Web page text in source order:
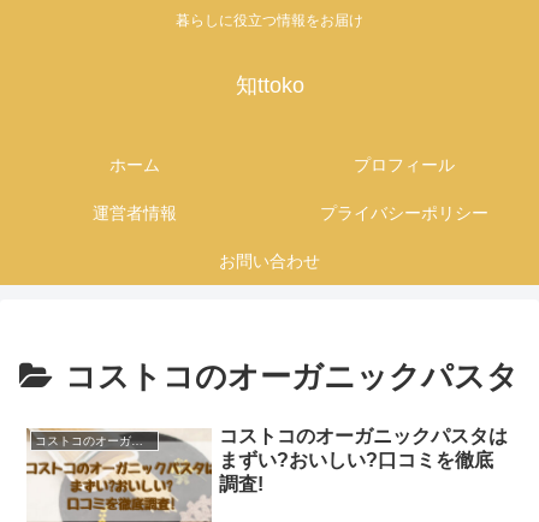
暮らしに役立つ情報をお届け
知ttoko
ホーム プロフィール
運営者情報 プライバシーポリシー
お問い合わせ
コストコのオーガニックパスタ
コストコのオーガニックパスタ
コストコのオーガニックパスタは
まずい?おいしい?口コミを徹底
調査!